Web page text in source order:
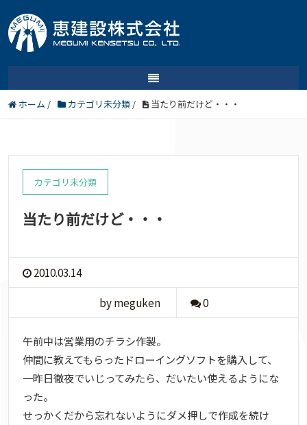
ホーム / カテゴリ未分類 / 当たり前だけど・・・
カテゴリ未分類
当たり前だけど・・・
2010.03.14
by meguken
0
午前中は営業用のチラシ作製。
仲間に教えてもらったドローイングソフトを購入して、
一昨日徹夜でいじってみたら、だいたい使えるようにな
った。
せっかくだから忘れないようにダメ押しで作成を続け